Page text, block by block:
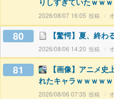
2026/08/07 16:05
80 【驚愕】夏、終
2026/08/06 14:20
81
【画像】アニメ
れたキャラｗｗｗｗｗ
2026/08/06 07:35